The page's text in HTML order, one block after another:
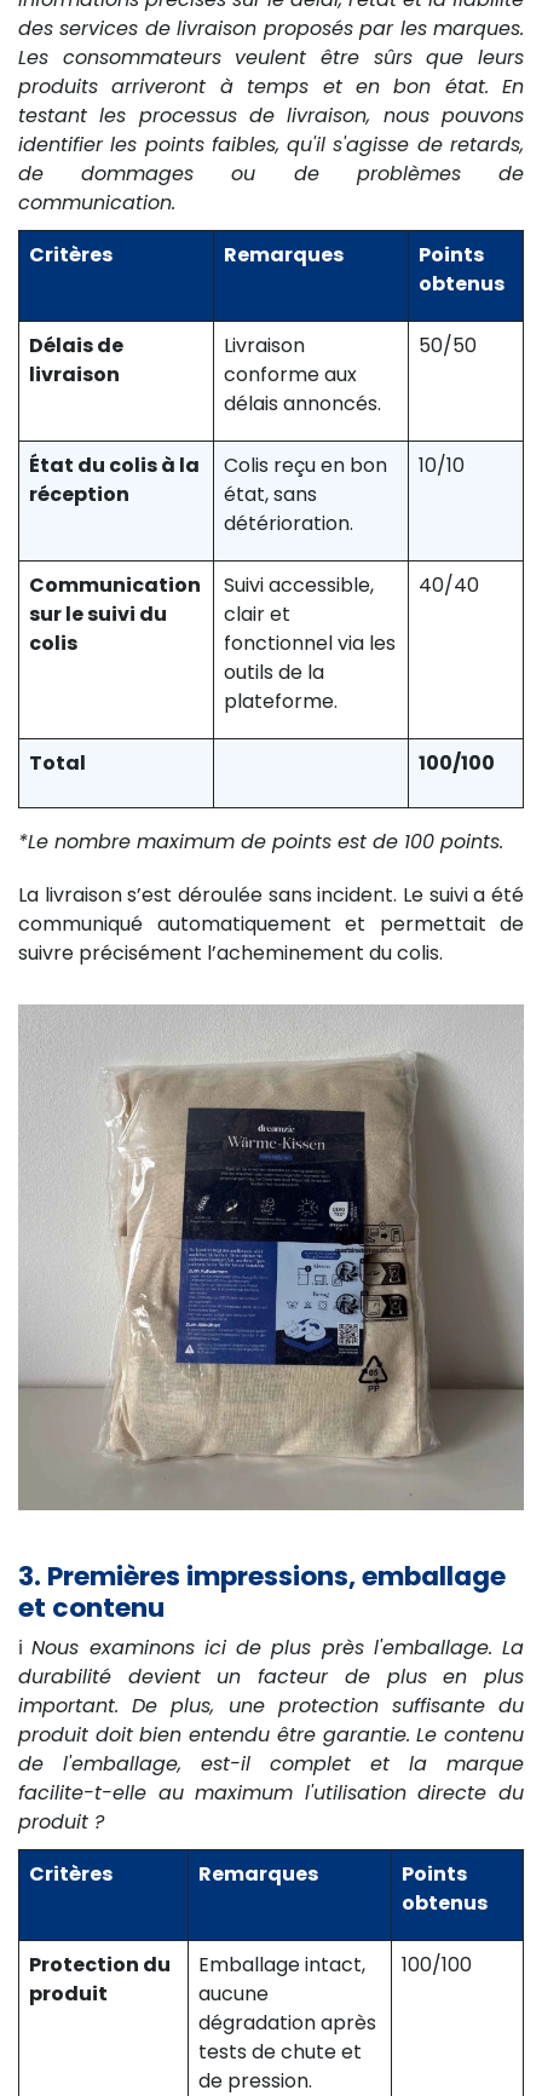
des services de livraison proposés par les marques.
Les consommateurs veulent être sûrs que leurs
produits arriveront à temps et en bon état. En
testant les processus de livraison, nous pouvons
identifier les points faibles, qu'il s'agisse de retards,
de dommages ou de problèmes de
communication.
Critères
Remarques
Points
obtenus
Délais de
livraison
Livraison
conforme aux
délais annoncés.
50/50
État du colis à la
réception
Colis reçu en bon
état, sans
détérioration.
10/10
Communication
sur le suivi du
colis
Suivi accessible,
clair et
fonctionnel via les
outils de la
plateforme.
40/40
Total 100/100
*Le nombre maximum de points est de 100 points.
La livraison s’est déroulée sans incident. Le suivi a été
communiqué automatiquement et permettait de
suivre précisément l’acheminement du colis.
3. Premières impressions, emballage
et contenu
ℹ️Nous examinons ici de plus près l'emballage. La
durabilité devient un facteur de plus en plus
important. De plus, une protection suffisante du
produit doit bien entendu être garantie. Le contenu
de l'emballage, est-il complet et la marque
facilite-t-elle au maximum l'utilisation directe du
produit ?
Critères
Remarques
Points
obtenus
Protection du
produit
Emballage intact,
aucune
dégradation après
tests de chute et
de pression.
100/100